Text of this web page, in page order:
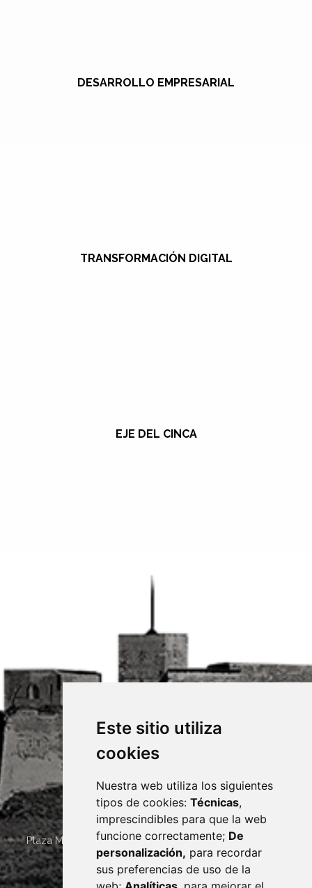
Este sitio utiliza
cookies
Nuestra web utiliza los siguientes
tipos de cookies: Técnicas,
imprescindibles para que la web
funcione correctamente; De
personalización, para recordar
sus preferencias de uso de la
DESARROLLO EMPRESARIAL
TRANSFORMACIÓN DIGITAL
EJE DEL CINCA
Plaza Mayor 4 22400 MONZÓN - ARAGÓN (ESPAÑA)
· (34) 974 400 700 ·
sac@monzon.es